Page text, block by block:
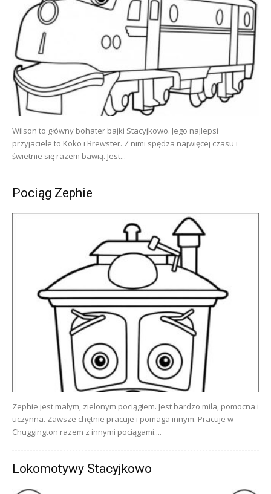
Wilson to główny bohater bajki Stacyjkowo. Jego najlepsi
przyjaciele to Koko i Brewster. Z nimi spędza najwięcej czasu i
świetnie się razem bawią. Jest...
Pociąg Zephie
Zephie jest małym, zielonym pociągiem. Jest bardzo miła, pomocna i
uczynna. Zawsze chętnie pracuje i pomaga innym. Pracuje w
Chuggington razem z innymi pociągami....
Lokomotywy Stacyjkowo